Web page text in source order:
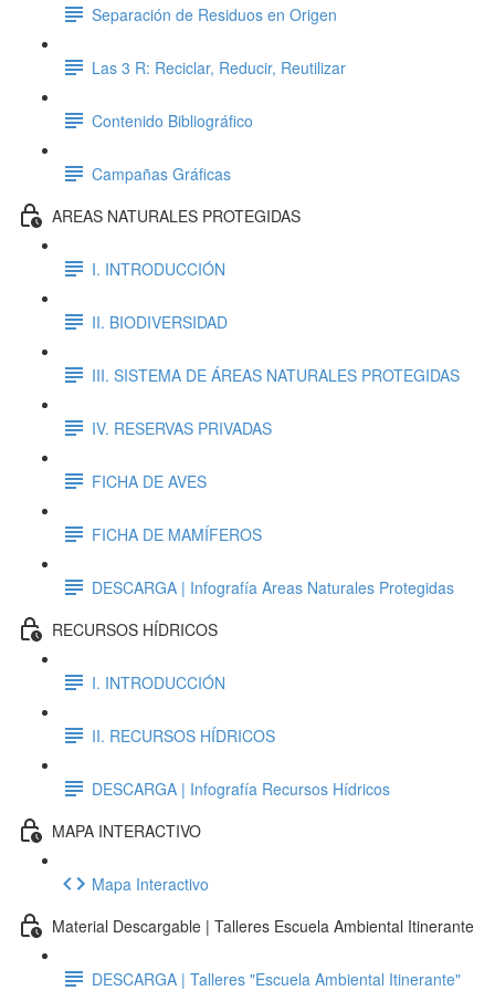
Separación de Residuos en Origen
Las 3 R: Reciclar, Reducir, Reutilizar
Contenido Bibliográfico
Campañas Gráficas
AREAS NATURALES PROTEGIDAS
I. INTRODUCCIÓN
II. BIODIVERSIDAD
III. SISTEMA DE ÁREAS NATURALES PROTEGIDAS
IV. RESERVAS PRIVADAS
FICHA DE AVES
FICHA DE MAMÍFEROS
DESCARGA | Infografía Areas Naturales Protegidas
RECURSOS HÍDRICOS
I. INTRODUCCIÓN
II. RECURSOS HÍDRICOS
DESCARGA | Infografía Recursos Hídricos
MAPA INTERACTIVO
Mapa Interactivo
Material Descargable | Talleres Escuela Ambiental Itinerante
DESCARGA | Talleres "Escuela Ambiental Itinerante"